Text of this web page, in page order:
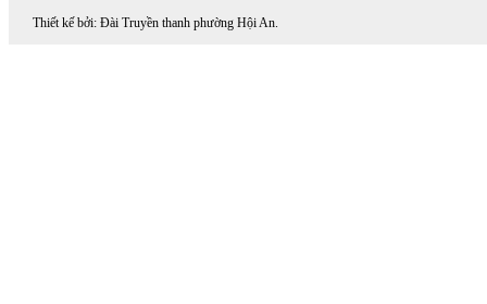
Thiết kế bởi: Đài Truyền thanh phường Hội An.